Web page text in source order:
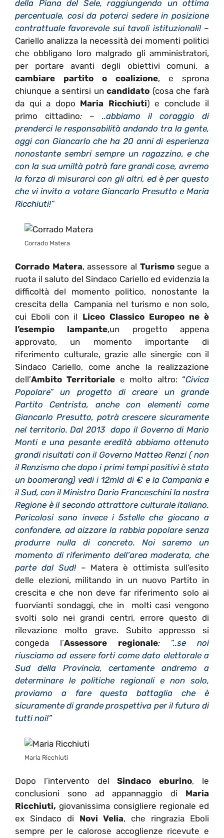
della Piana del Sele, raggiungendo un ottima
percentuale, cosi da poterci sedere in posizione
contrattuale favorevole sui tavoli istituzionali!–
Cariello analizza la necessità dei momenti politici
che obbligano loro malgrado gli amministratori,
per portare avanti degli obiettivi comuni, a
cambiare partito o coalizione, e sprona
chiunque a sentirsi uncandidato (cosa che farà
da qui a dopo Maria Ricchiuti) e conclude il
primo cittadino: – ..abbiamo il coraggio di
prenderci le responsabilità andando tra la gente,
oggi con Giancarlo che ha 20 anni di esperienza
nonostante sembri sempre un ragazzino, e che
con la sua umiltà potrà fare grandi cose, avremo
la forza di misurarci con gli altri, ed è per questo
che vi invito a votare Giancarlo Presutto e Maria
Ricchiuti!”
Corrado Matera
Corrado Matera, assessore al Turismosegue a
ruota il saluto del Sindaco Cariello ed evidenzia la
difficoltà del momento politico, nonostante la
crescita della Campania nel turismo e non solo,
cui Eboli con il Liceo Classico Europeo ne è
l’esempio lampante,un progetto appena
approvato, un momento importante di
riferimento culturale, grazie alle sinergie con il
Sindaco Cariello, come anche la realizzazione
dell’Ambito Territoriale e molto altro: “Civica
Popolare” un progetto di creare un grande
Partito Centrista, anche con elementi come
Giancarlo Presutto, potrà crescere sicuramente
nel territorio. Dal 2013 dopo il Governo di Mario
Monti e una pesante eredità abbiamo ottenuto
grandi risultati con il Governo Matteo Renzi ( non
il Renzismo che dopo i primi tempi positivi è stato
un boomerang) vedi i 12mld di € e la Campania e
il Sud, con il Ministro Dario Franceschini la nostra
Regione è il secondo attrattore culturale italiano.
Pericolosi sono invece i 5stelle che giocano a
confondere, ad aizzare la rabbia popolare senza
produrre nulla di concreto. Noi saremo un
momento di riferimento dell’area moderata, che
parte dal Sud!– Matera è ottimista sull’esito
delle elezioni, militando in un nuovo Partito in
crescita e che non deve far riferimento solo ai
fuorvianti sondaggi, che in molti casi vengono
svolti solo nei grandi centri, errore questo di
rilevazione molto grave. Subito appresso si
congeda l’Assessore regionale: ”..se noi
riusciamo ad essere forti come dato elettorale a
Sud della Provincia, certamente andremo a
determinare le politiche regionali e non solo,
proviamo a fare questa battaglia che è
sicuramente di grande prospettiva per il futuro di
tutti noi!”
Maria Ricchiuti
Dopo l’intervento delSindaco eburino, le
conclusioni sono ad appannaggio di Maria
Ricchiuti, giovanissima consigliere regionale ed
ex Sindaco di Novi Velia, che ringrazia Eboli
sempre per le calorose accoglienze ricevute e